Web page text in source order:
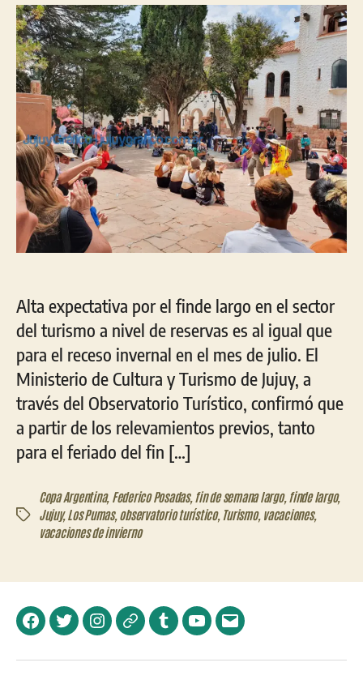
entrada
entrada
Alta expectativa por el finde largo en el sector
del turismo a nivel de reservas es al igual que
para el receso invernal en el mes de julio. El
Ministerio de Cultura y Turismo de Jujuy, a
través del Observatorio Turístico, confirmó que
a partir de los relevamientos previos, tanto
para el feriado del fin […]
Etiquetas
Copa Argentina, Federico Posadas, fin de semana largo, finde largo,
Jujuy,Los Pumas, observatorio turístico, Turismo, vacaciones,
vacaciones de invierno
FacebookTwitterInstagramTelegramTumblrYouTubeCorreo